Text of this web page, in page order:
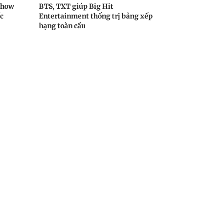
BTS, TXT giúp Big Hit
Entertainment thống trị bảng xếp
hạng toàn cầu